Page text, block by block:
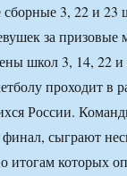
сборные 3, 22 и 23
за призовые
школ 3, 14, 22
проходит в
России.
сыграют
итогам которых